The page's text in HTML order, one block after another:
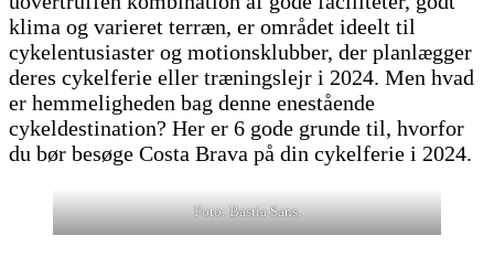
klima og varieret terræn, er området ideelt til
cykelentusiaster og motionsklubber, der planlægger
deres cykelferie eller træningslejr i 2024. Men hvad
er hemmeligheden bag denne enestående
cykeldestination? Her er 6 gode grunde til, hvorfor
du bør besøge Costa Brava på din cykelferie i 2024.
Foto: Bastia Sans.